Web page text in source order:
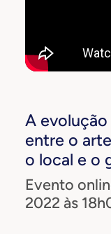
A
entre o
o local e o
Evento
2022 às